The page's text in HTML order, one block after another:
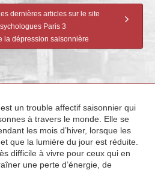
dernières articles sur le site
Paris 3
la dépression saisonnière
un trouble affectif saisonnier qui
à travers le monde. Elle se
les mois d’hiver, lorsque les
que la lumière du jour est réduite.
difficile à vivre pour ceux qui en
une perte d’énergie, de